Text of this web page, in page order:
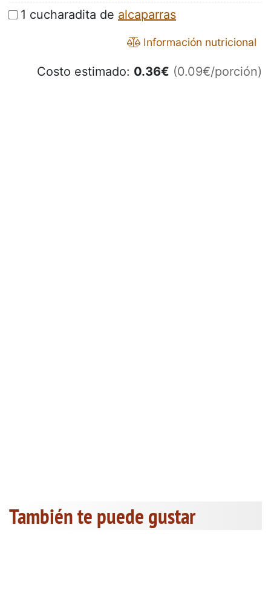
1 cucharadita de alcaparras
Información nutricional
Costo estimado: 0.36€ (0.09€/porción)
También te puede gustar